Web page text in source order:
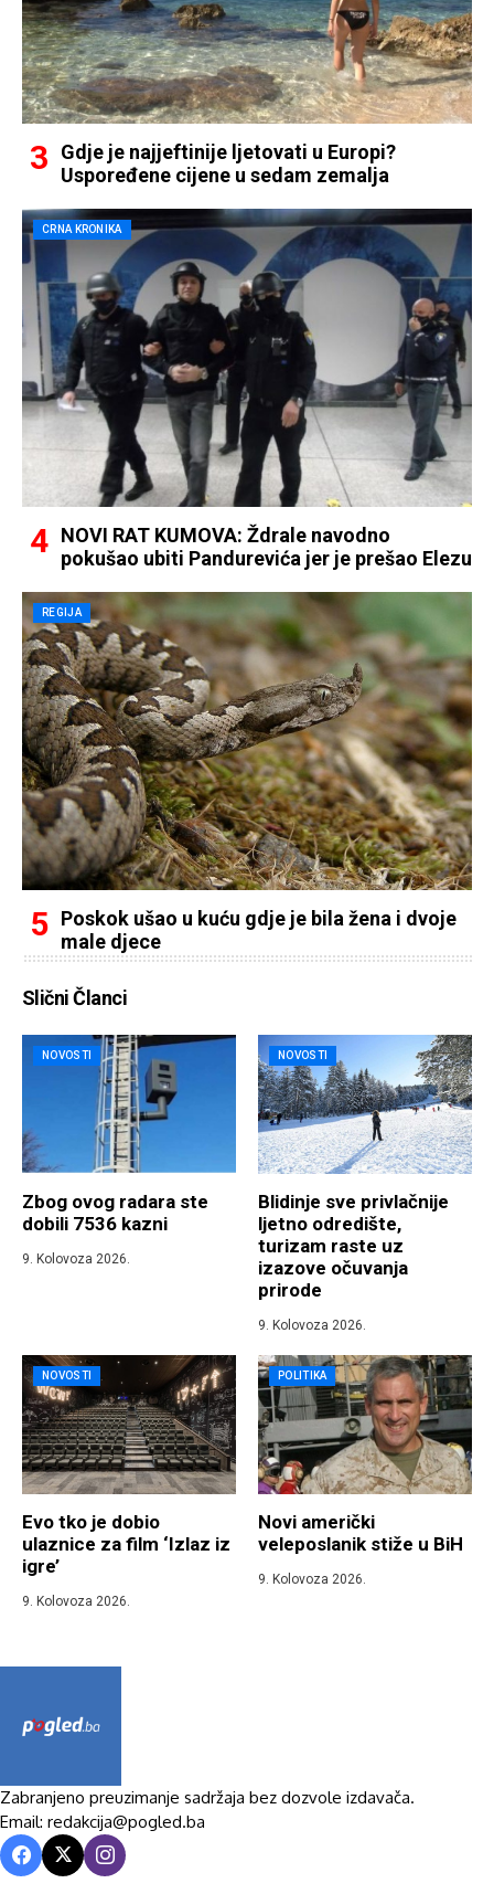
Gdje je najjeftinije ljetovati u Europi?
Uspoređene cijene u sedam zemalja
CRNA KRONIKA
NOVI RAT KUMOVA: Ždrale navodno
pokušao ubiti Pandurevića jer je prešao Elezu
REGIJA
Poskok ušao u kuću gdje je bila žena i dvoje
male djece
Slični Članci
NOVOSTI
Zbog ovog radara ste
dobili 7536 kazni
9. Kolovoza 2026.
NOVOSTI
Blidinje sve privlačnije
ljetno odredište,
turizam raste uz
izazove očuvanja
prirode
9. Kolovoza 2026.
NOVOSTI
Evo tko je dobio
ulaznice za film ‘Izlaz iz
igre’
9. Kolovoza 2026.
POLITIKA
Novi američki
veleposlanik stiže u BiH
9. Kolovoza 2026.
Zabranjeno preuzimanje sadržaja bez dozvole izdavača.
Email: redakcija@pogled.ba